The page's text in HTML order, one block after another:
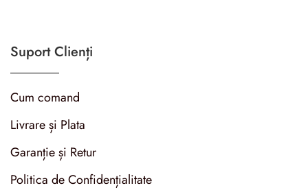
Suport Clienți
Cum comand
Livrare și Plata
Garanție și Retur
Politica de Confidențialitate